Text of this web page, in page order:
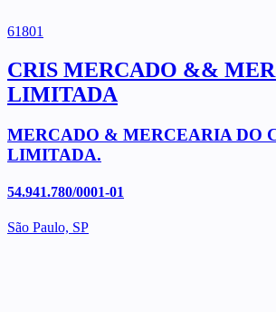
61801
CRIS MERCADO &&
LIMITADA
MERCADO & MERCEARIA DO
LIMITADA.
54.941.780/0001-01
São Paulo, SP